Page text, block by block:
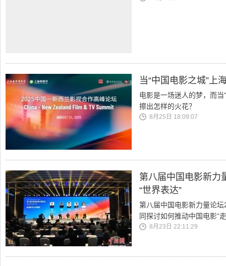
当“中国电影之城”上
电影是一场迷人的梦，而当
擦出怎样的火花？
8月25日 18:09:07
第八届中国电影新力
“世界表达”
第八届中国电影新力量论
同探讨如何推动中国电影“
8月23日 22:11:29